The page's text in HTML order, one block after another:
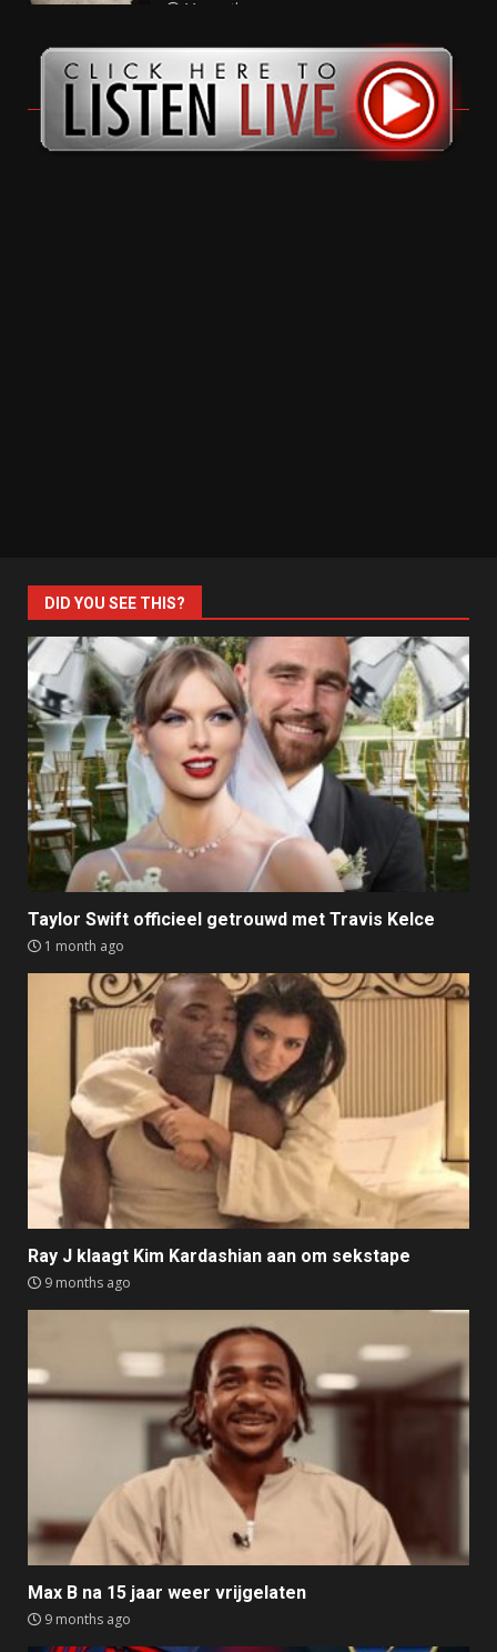
11 months ago
DID YOU SEE THIS?
Taylor Swift officieel getrouwd met Travis Kelce
1 month ago
Ray J klaagt Kim Kardashian aan om sekstape
9 months ago
Max B na 15 jaar weer vrijgelaten
9 months ago